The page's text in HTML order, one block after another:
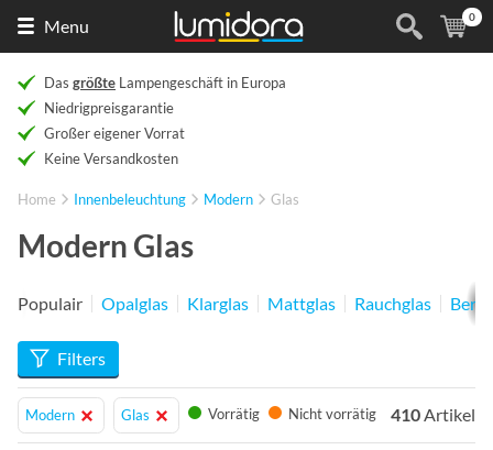
Menu (
0
Das größte Lampengeschäft in Europa
Niedrigpreisgarantie
Großer eigener Vorrat
Keine Versandkosten
Home Innenbeleuchtung Modern Glas
Modern Glas
Populair Opalglas Klarglas Mattglas Rauchglas
Filters
Modern Glas Vorrätig Nicht vorrätig 410Artikel